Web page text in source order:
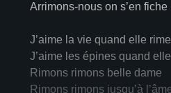
Arrimons-nous on s’en fiche
J’aime la vie quand elle
J’aime les épines quand
Rimons rimons belle dame
Rimons rimons jusqu’à